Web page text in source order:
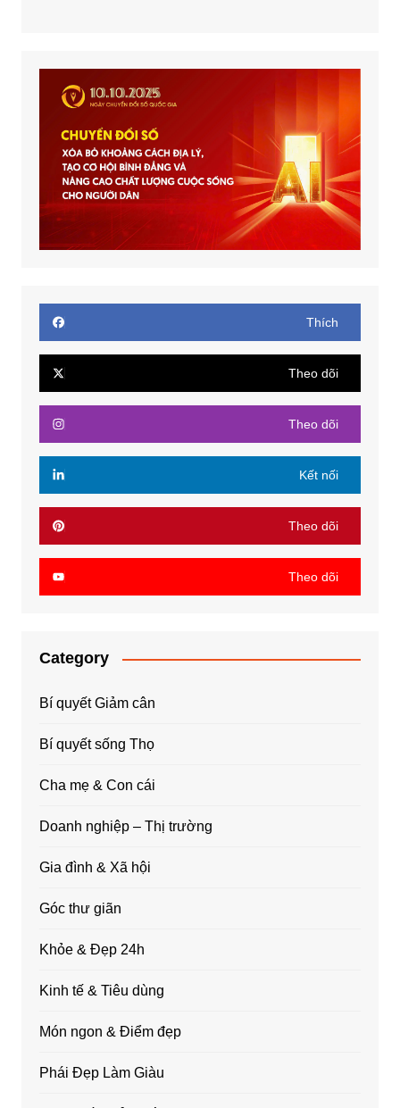
Thích
Theo dõi
Theo dõi
Kết nối
Theo dõi
Theo dõi
Category
Bí quyết Giảm cân
Bí quyết sống Thọ
Cha mẹ & Con cái
Doanh nghiệp – Thị trường
Gia đình & Xã hội
Góc thư giãn
Khỏe & Đẹp 24h
Kinh tế & Tiêu dùng
Món ngon & Điểm đẹp
Phái Đẹp Làm Giàu